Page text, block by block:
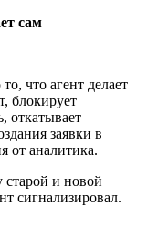
сам
что агент делает
блокирует
откатывает
заявки в
от аналитика.
старой и новой
сигнализировал.